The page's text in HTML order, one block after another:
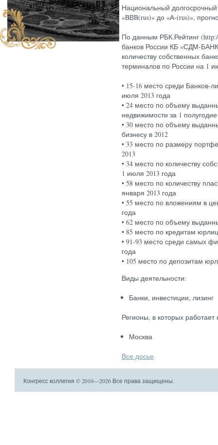
Национальный
«BВB(rus)» до «А-(rus)»,
По данным РБК.Рейтинг
банков России КБ «СДМ-
количеству собственных
терминалов по России на 1
• 15-16 место среди Банков-
июля 2013 года
• 24 место по объему
недвижимости за 1 полугодие
• 30 место по объему
бизнесу в 2012
• 33 место по размеру
2013
• 34 место по количеству
1 июля 2013 года
• 58 место по количеству
января 2013 года
• 55 место по вложениям в
года
• 62 место по объему
• 85 место по кредитам
• 91-93 место среди самых
года
• 105 место по депозитам
Виды деятельности:
Бан­ки, ин­вести­ции, ли­зинг
Регионы, в которых
Мос­ква
Все досье
Конгресс коллегия © 2010—2026 Все права защищены.